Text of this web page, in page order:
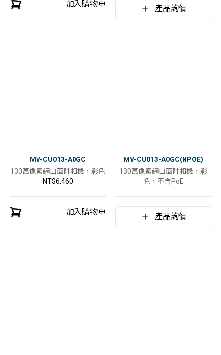
加入購物車 產品詢價
MV-CU013-A0GC
130萬像素網口面陣相機，彩色
NT$6,460
加入購物車
MV-CU013-A0GC(NPOE)
130萬像素網口面陣相機，彩
色，不含PoE
產品詢價